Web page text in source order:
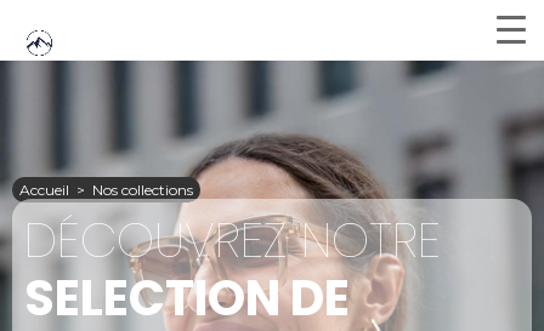
Accueil > Nos collections
DÉCOUVREZ NOTRE
SELECTION DE